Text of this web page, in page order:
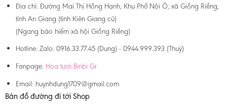
Địa chỉ: Đường Mai Thị Hồng Hạnh, Khu Phố Nội Ô, xã Giồng Riềng,
tỉnh An Giang (tỉnh Kiên Giang cũ)
(Ngang bảo hiểm xã hội Giồng Riềng)
Hotline: Zalo: 0916.33.77.45 (Dung) - 0944.999.393 (Thuý)
Fanpage: Hoa tươi Binbi Gr
Email: huynhdung1709@gmail.com
Bản đồ đường đi tới Shop